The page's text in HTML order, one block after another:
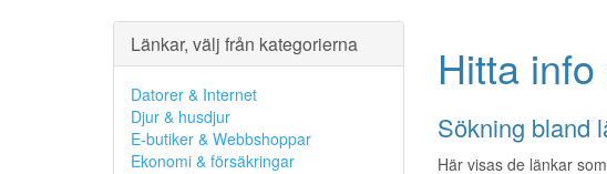
Länkar, välj från kategorierna
Datorer & Internet
Djur & husdjur
E-butiker & Webbshoppar
Ekonomi & försäkringar
Hitta
Sökning bland
Här visas de länkar